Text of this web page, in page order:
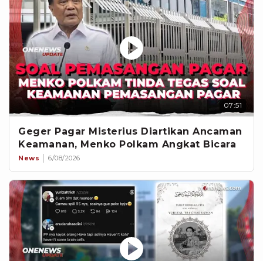
07:51
Geger Pagar Misterius Diartikan Ancaman
Keamanan, Menko Polkam Angkat Bicara
News 6/08/2026